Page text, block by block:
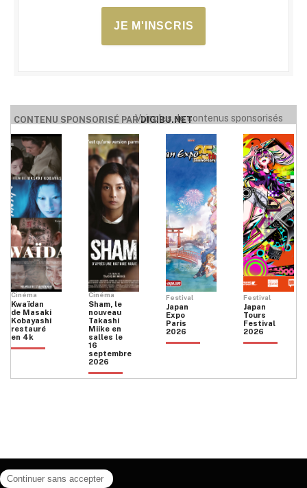
JE M'INSCRIS
CONTENU SPONSORISÉ PARDIGIBU.NET
Voir plus de contenus sponsorisés
Cinéma
Kwaïdan
de Masaki
Kobayashi
restauré
en 4k
Cinéma
Sham, le
nouveau
Takashi
Miike en
salles le
16
septembre
2026
Festival
Japan
Expo
Paris
2026
Festival
Japan
Tours
Festival
2026